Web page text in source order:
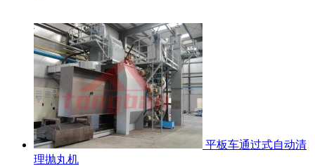
平板车通过式自动清
理抛丸机